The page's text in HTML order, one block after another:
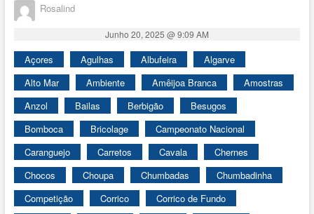
Rosalind
Junho 20, 2025 @ 9:09 AM
Açores Agulhas Albufeira
Algarve
Alto Mar
Ambiente Amêijoa Branca
Amostras
Anzol
Bailas Berbigão
Besugos
Bomboca
Bricolage
Campeonato Nacional
Caranguejo
Carretos Cavala
Chernes
Chocos
Choupa Chumbadas
Chumbadinha
Competição
Corrico
Corrico de Fundo